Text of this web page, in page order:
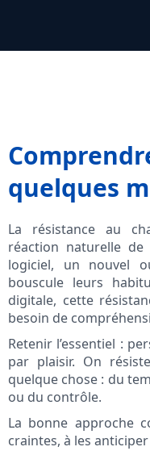
quelques
La résistance au
réaction naturelle de
logiciel, un nouvel
bouscule leurs
digitale, cette
besoin de
Retenir l’essentiel :
par plaisir. On
quelque chose : du
ou du contrôle.
La bonne approche
craintes, à les